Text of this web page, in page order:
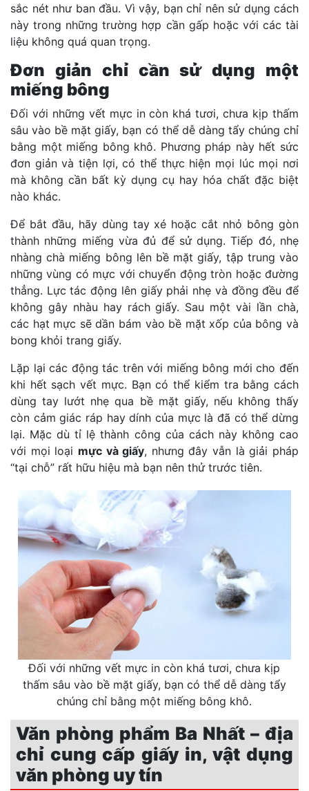
sắc nét như ban đầu. Vì vậy, bạn chỉ nên sử dụng cách
này trong những trường hợp cần gấp hoặc với các tài
liệu không quá quan trọng.
Đơn giản chỉ cần sử dụng một
miếng bông
Đối với những vết mực in còn khá tươi, chưa kịp thấm
sâu vào bề mặt giấy, bạn có thể dễ dàng tẩy chúng chỉ
bằng một miếng bông khô. Phương pháp này hết sức
đơn giản và tiện lợi, có thể thực hiện mọi lúc mọi nơi
mà không cần bất kỳ dụng cụ hay hóa chất đặc biệt
nào khác.
Để bắt đầu, hãy dùng tay xé hoặc cắt nhỏ bông gòn
thành những miếng vừa đủ để sử dụng. Tiếp đó, nhẹ
nhàng chà miếng bông lên bề mặt giấy, tập trung vào
những vùng có mực với chuyển động tròn hoặc đường
thẳng. Lực tác động lên giấy phải nhẹ và đồng đều để
không gây nhàu hay rách giấy. Sau một vài lần chà,
các hạt mực sẽ dần bám vào bề mặt xốp của bông và
bong khỏi trang giấy.
Lặp lại các động tác trên với miếng bông mới cho đến
khi hết sạch vết mực. Bạn có thể kiểm tra bằng cách
dùng tay lướt nhẹ qua bề mặt giấy, nếu không thấy
còn cảm giác ráp hay dính của mực là đã có thể dừng
lại. Mặc dù tỉ lệ thành công của cách này không cao
với mọi loại mực và giấy, nhưng đây vẫn là giải pháp
“tại chỗ” rất hữu hiệu mà bạn nên thử trước tiên.
Đối với những vết mực in còn khá tươi, chưa kịp
thấm sâu vào bề mặt giấy, bạn có thể dễ dàng tẩy
chúng chỉ bằng một miếng bông khô.
Văn phòng phẩm Ba Nhất – địa
chỉ cung cấp giấy in, vật dụng
văn phòng uy tín